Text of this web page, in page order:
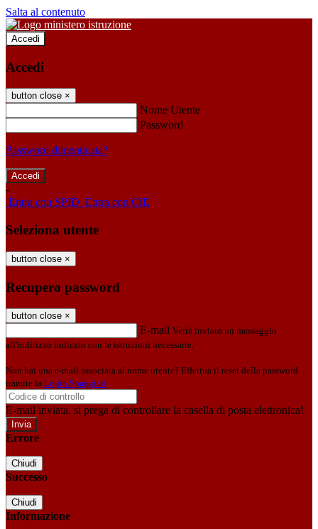
Salta al contenuto
Accedi
Accedi
button close ×
Nome Utente
Password
Password dimenticata?
-
Entra con SPID Entra con CIE
Seleziona utente
button close ×
Recupero password
button close ×
E-mail Verrà inviato un messaggio
all'indirizzo indicato con le istruzioni necessarie.
Non hai una e-mail associata al nome utente? Effettua il reset della password
tramite la Login Spaggiari
E-mail inviata, si prega di controllare la casella di posta elettronica!
Errore
Chiudi
Successo
Chiudi
Informazione